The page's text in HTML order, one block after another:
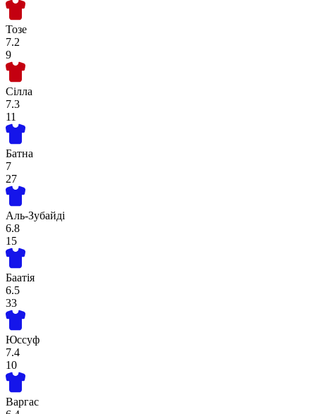
Тозе
7.2
9
Сілла
7.3
11
Батна
7
27
Аль-Зубайді
6.8
15
Баатія
6.5
33
Юссуф
7.4
10
Варгас